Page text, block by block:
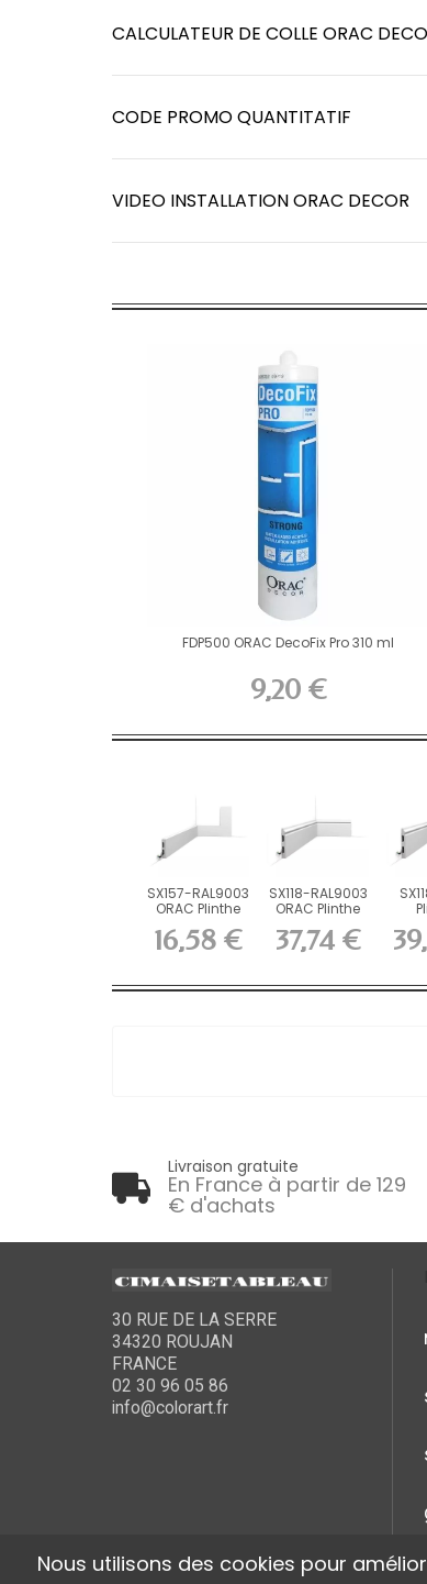
CALCULATEUR DE COLLE ORAC
CODE PROMO QUANTITATIF
VIDEO INSTALLATION ORAC DECOR
FDP500 ORAC DecoFix Pro 310 ml
9,20 €
SX157-RAL9003
ORAC Plinthe
16,58 €
SX118-RAL9003
ORAC Plinthe
37,74 €
Livraison gratuite
En France à partir de 129
€ d'achats
30 RUE DE LA SERRE
34320 ROUJAN
FRANCE
02 30 96 05 86
info@colorart.fr
Nous utilisons des cookies pour